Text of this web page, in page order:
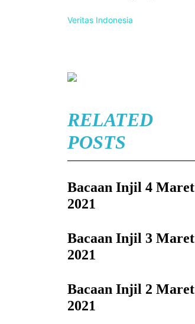
Veritas Indonesia
RELATED
POSTS
Bacaan Injil 4 Maret
2021
Bacaan Injil 3 Maret
2021
Bacaan Injil 2 Maret
2021